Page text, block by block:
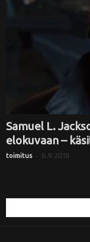
Samuel L.
elokuvaan –
toimitus - 6.9.2018